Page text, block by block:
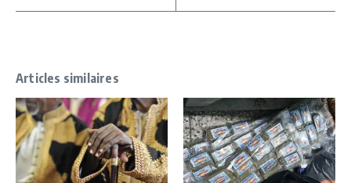
Articles similaires